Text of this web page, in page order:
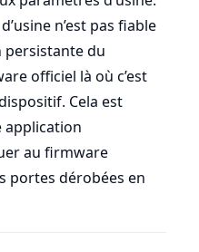
n’est pas fiable
persistante du
officiel là où c’est
Cela est
application
au firmware
portes dérobées en